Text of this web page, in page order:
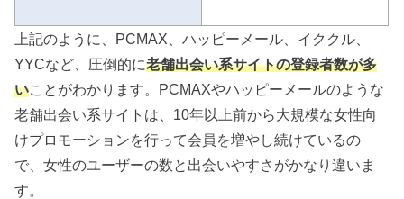
上記のように、PCMAX、ハッピーメール、イククル、
YYCなど、圧倒的に老舗出会い系サイトの登録者数が多
い ことがわかります。PCMAXやハッピーメールのような
老舗出会い系サイトは、10年以上前から大規模な女性向
けプロモーションを行って会員を増やし続けているの
で、女性のユーザーの数と出会いやすさがかなり違いま
す。